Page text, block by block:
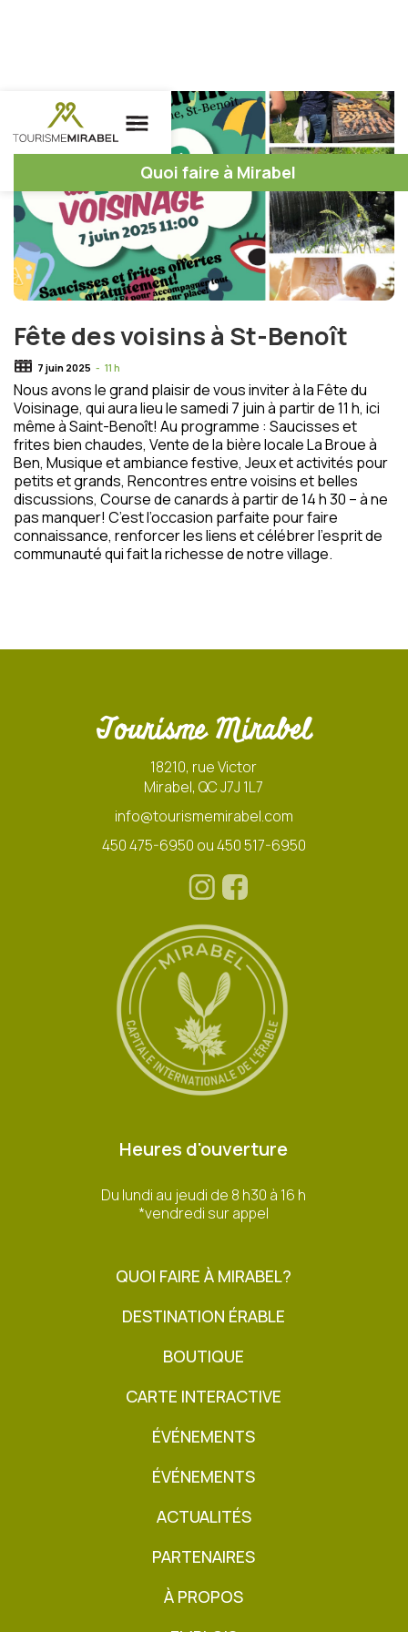
Quoi faire à Mirabel
Fête des voisins à St-Benoît
7 juin 2025 - 11 h
Nous avons le grand plaisir de vous inviter à la Fête du
Voisinage, qui aura lieu le samedi 7 juin à partir de 11 h, ici
même à Saint-Benoît! Au programme : Saucisses et
frites bien chaudes, Vente de la bière locale La Broue à
Ben, Musique et ambiance festive, Jeux et activités pour
petits et grands, Rencontres entre voisins et belles
discussions, Course de canards à partir de 14 h 30 – à ne
pas manquer! C’est l’occasion parfaite pour faire
connaissance, renforcer les liens et célébrer l’esprit de
communauté qui fait la richesse de notre village.
Tourisme Mirabel
18210, rue Victor
Mirabel, QC J7J 1L7
info@tourismemirabel.com
450 475-6950 ou 450 517-6950
Heures d'ouverture
Du lundi au jeudi de 8 h30 à 16 h
*vendredi sur appel
QUOI FAIRE À MIRABEL?
DESTINATION ÉRABLE
BOUTIQUE
CARTE INTERACTIVE
ÉVÉNEMENTS
ÉVÉNEMENTS
ACTUALITÉS
PARTENAIRES
À PROPOS